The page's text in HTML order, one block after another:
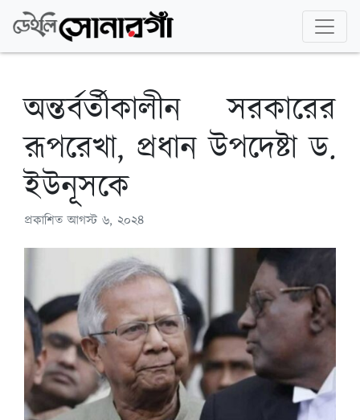
অন্তর্বর্তীকালীন সরকারের
রূপরেখা, প্রধান উপদেষ্টা ড.
ইউনূসকে
প্রকাশিতআগস্ট ৬, ২০২৪